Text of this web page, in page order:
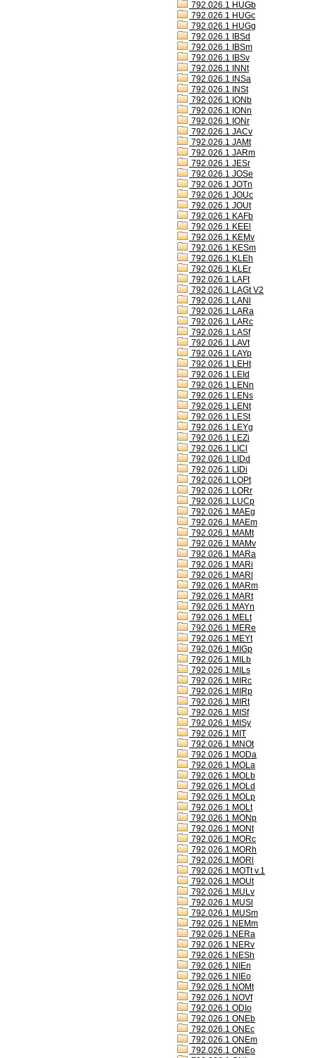
792.026.1 HUGb
792.026.1 HUGc
792.026.1 HUGg
792.026.1 IBSd
792.026.1 IBSm
792.026.1 IBSv
792.026.1 INNt
792.026.1 INSa
792.026.1 INSt
792.026.1 IONb
792.026.1 IONn
792.026.1 IONr
792.026.1 JACv
792.026.1 JAMt
792.026.1 JARm
792.026.1 JESr
792.026.1 JOSe
792.026.1 JOTn
792.026.1 JOUc
792.026.1 JOUt
792.026.1 KAFb
792.026.1 KEEl
792.026.1 KEMv
792.026.1 KESm
792.026.1 KLEh
792.026.1 KLEr
792.026.1 LAFt
792.026.1 LAGt V2
792.026.1 LANl
792.026.1 LARa
792.026.1 LARc
792.026.1 LASf
792.026.1 LAVt
792.026.1 LAYp
792.026.1 LEHt
792.026.1 LEId
792.026.1 LENn
792.026.1 LENs
792.026.1 LENt
792.026.1 LESt
792.026.1 LEYg
792.026.1 LEZi
792.026.1 LICl
792.026.1 LIDd
792.026.1 LIDi
792.026.1 LOPt
792.026.1 LORr
792.026.1 LUCp
792.026.1 MAEg
792.026.1 MAEm
792.026.1 MAMt
792.026.1 MAMv
792.026.1 MARa
792.026.1 MARi
792.026.1 MARl
792.026.1 MARm
792.026.1 MARt
792.026.1 MAYn
792.026.1 MELt
792.026.1 MERe
792.026.1 MEYt
792.026.1 MIGp
792.026.1 MILb
792.026.1 MILs
792.026.1 MIRc
792.026.1 MIRp
792.026.1 MIRt
792.026.1 MISf
792.026.1 MISy
792.026.1 MIT
792.026.1 MNOt
792.026.1 MODa
792.026.1 MOLa
792.026.1 MOLb
792.026.1 MOLd
792.026.1 MOLp
792.026.1 MOLt
792.026.1 MONp
792.026.1 MONt
792.026.1 MORc
792.026.1 MORh
792.026.1 MORl
792.026.1 MOTt v.1
792.026.1 MOUt
792.026.1 MULv
792.026.1 MUSl
792.026.1 MUSm
792.026.1 NEMm
792.026.1 NERa
792.026.1 NERv
792.026.1 NESh
792.026.1 NIEn
792.026.1 NIEo
792.026.1 NOMt
792.026.1 NOVf
792.026.1 ODIo
792.026.1 ONEb
792.026.1 ONEc
792.026.1 ONEm
792.026.1 ONEo